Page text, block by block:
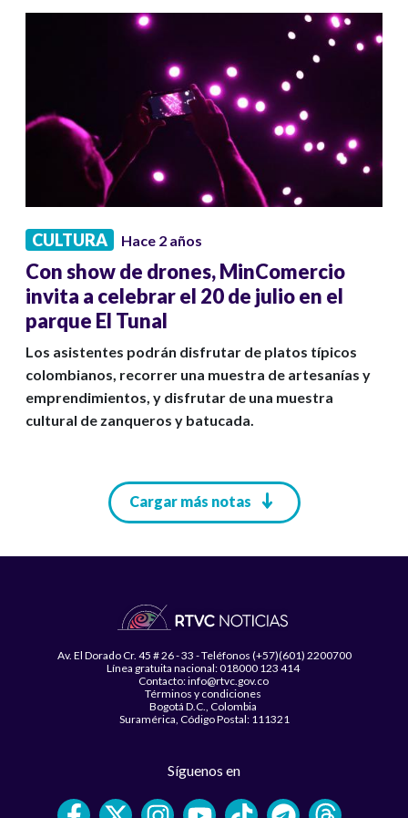
CULTURA Hace 2 años
Con show de drones, MinComercio
invita a celebrar el 20 de julio en el
parque El Tunal
Los asistentes podrán disfrutar de platos típicos
colombianos, recorrer una muestra de artesanías y
emprendimientos, y disfrutar de una muestra
cultural de zanqueros y batucada.
Cargar más notas
Av. El Dorado Cr. 45 # 26 - 33 - Teléfonos (+57)(601) 2200700
Línea gratuita nacional: 018000 123 414
Contacto: info@rtvc.gov.co
Términos y condiciones
Bogotá D.C., Colombia
Suramérica, Código Postal: 111321
Síguenos en